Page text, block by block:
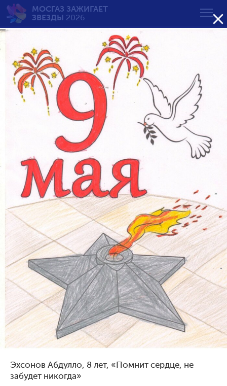
МОСГАЗ ЗАЖИГАЕТ
ЗВЕЗДЫ 2026 
Эхсонов Абдулло, 8 лет, «Помнит сердце, не
забудет никогда»
Вечный огонь — вечная
память
от 7 до 10 лет
Возрастная группа:
от 11 до 14 лет
от 15 до 18 лет
Сортировать по результату:
Голосование жюри
Голосования зрителей
131
1 116
3